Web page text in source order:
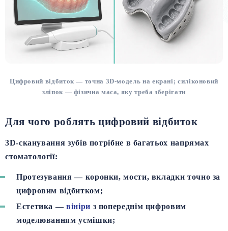
Цифровий відбиток — точна 3D-модель на екрані; силіконовий
зліпок — фізична маса, яку треба зберігати
Для чого роблять цифровий відбиток
3D-сканування зубів потрібне в багатьох напрямах
стоматології:
Протезування — коронки, мости, вкладки точно за
цифровим відбитком;
Естетика —вініри з попереднім цифровим
моделюванням усмішки;